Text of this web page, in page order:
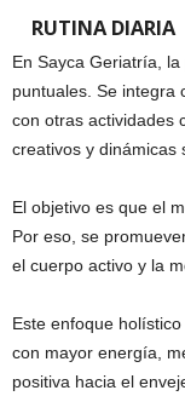
RUTINA DIARIA
En Sayca Geriatría,
puntuales. Se integra
con otras actividades
creativos y dinámicas
El objetivo es que el
Por eso, se
el cuerpo activo y la
Este enfoque
con mayor energía,
positiva hacia el